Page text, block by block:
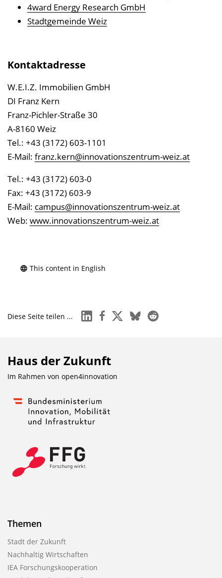
4ward Energy Research GmbH
Stadtgemeinde Weiz
Kontaktadresse
W.E.I.Z. Immobilien GmbH
DI Franz Kern
Franz-Pichler-Straße 30
A-8160 Weiz
Tel.: +43 (3172) 603-1101
E-Mail: franz.kern@innovationszentrum-weiz.at
Tel.: +43 (3172) 603-0
Fax: +43 (3172) 603-9
E-Mail: campus@innovationszentrum-weiz.at
Web: www.innovationszentrum-weiz.at
This content in English
Diese Seite teilen ... linkedinfacebook
x blueskyreddit
Haus der Zukunft
Im Rahmen von open4innovation
Themen
Stadt der Zukunft
Nachhaltig Wirtschaften
IEA Forschungskooperation